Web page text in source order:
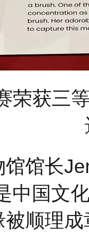
荣获三
馆长
中国文
顺理